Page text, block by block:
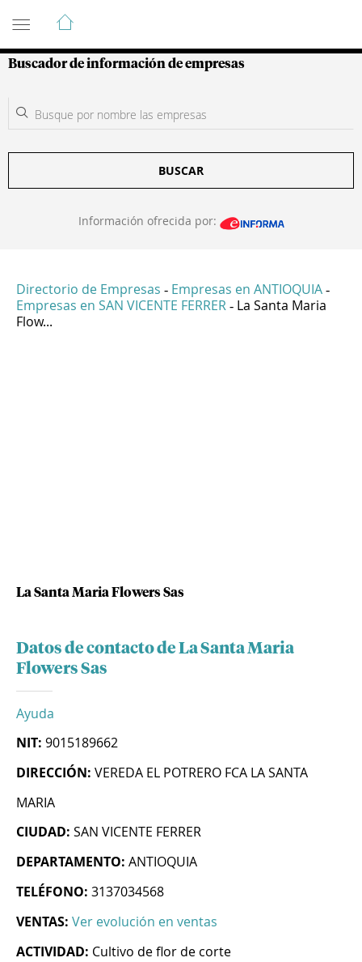
Guía de Empresas Colombianas
Buscador de información de empresas
BUSCAR
Información ofrecida por:
Directorio de Empresas - Empresas en ANTIOQUIA -
Empresas en SAN VICENTE FERRER - La Santa Maria
Flow...
La Santa Maria Flowers Sas
Datos de contacto de La Santa Maria
Flowers Sas
Ayuda
NIT: 9015189662
DIRECCIÓN: VEREDA EL POTRERO FCA LA SANTA
MARIA
CIUDAD: SAN VICENTE FERRER
DEPARTAMENTO: ANTIOQUIA
TELÉFONO: 3137034568
VENTAS: Ver evolución en ventas
ACTIVIDAD: Cultivo de flor de corte